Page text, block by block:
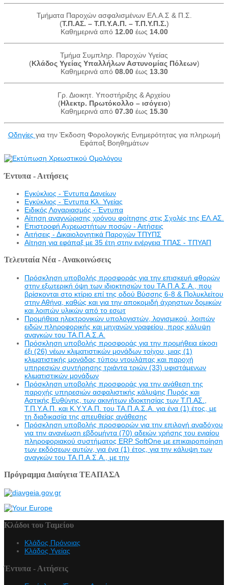
Τμήματα Παροχών ασφαλισμένων ΕΛ.Α.Σ & Π.Σ.
(Τ.Π.ΑΣ. – Τ.Π.Υ.Α.Π. – Τ.Π.Υ.Π.Σ.)
Καθημερινά από 12.00 έως 14.00
Τμήμα Συμπληρ. Παροχών Υγείας
(Κλάδος Υγείας Υπαλλήλων Αστυνομίας Πόλεων)
Καθημερινά από 08.00έως 13.30
Γρ. Διοικητ. Υποστήριξης & Αρχείου
(Ηλεκτρ. Πρωτόκολλο – ισόγειο)
Καθημερινά από 07.30έως 15.30
Οδηγίες για την Έκδοση Φορολογικής Ενημερότητας για πληρωμή
Εφάπαξ Βοηθημάτων
Έντυπα - Αιτήσεις
Εγκύκλιος - Έντυπα Δανείων
Εγκύκλιος - Έντυπα Κλ. Υγείας
Eιδικός Λογαριασμός - Έντυπα
Αίτηση αναγνώρισης χρόνου φοίτησης στις Σχολές της ΕΛ.ΑΣ.
Επιστροφή Αχρεωστήτων ποσών - Αιτήσεις
Αιτήσεις - Δικαιολογητικά Παροχών ΤΠΥΠΣ
Αίτηση για εφάπαξ με 35 έτη στην ενέργεια ΤΠΑΣ - ΤΠΥΑΠ
Τελευταία Νέα - Ανακοινώσεις
Πρόσκληση υποβολής προσφοράς για την επισκευή φθορών
στην εξωτερική όψη των ιδιοκτησιών του ΤΑ.Π.Α.Σ.Α., που
βρίσκονται στο κτίριο επί της οδού Βύσσης 6-8 & Πολυκλείτου
στην Αθήνα, καθώς και για την αποκομιδή άχρηστων δομικών
και λοιπών υλικών από το εσωτ
Προμήθεια ηλεκτρονικών υπολογιστών, λογισμικού, λοιπών
ειδών πληροφορικής και μηχανών γραφείου, προς κάλυψη
αναγκών του ΤΑ.Π.Α.Σ.Α.
Πρόσκληση υποβολής προσφοράς για την προμήθεια είκοσι
έξι (26) νέων κλιματιστικών μονάδων τοίχου, μιας (1)
κλιματιστικής μονάδας τύπου ντουλάπας και παροχή
υπηρεσιών συντήρησης τριάντα τριών (33) υφιστάμενων
κλιματιστικών μονάδων
Πρόσκληση υποβολής προσφοράς για την ανάθεση της
παροχής υπηρεσιών ασφαλιστικής κάλυψης Πυρός και
Αστικής Ευθύνης, των ακινήτων ιδιοκτησίας των Τ.Π.ΑΣ.,
Τ.Π.Υ.Α.Π. και Κ.Υ.Υ.Α.Π. του ΤΑ.Π.Α.Σ.Α. για ένα (1) έτος, με
τη διαδικασία της απευθείας ανάθεσης
Πρόσκληση υποβολής προσφορών για την επιλογή αναδόχου
για την ανανέωση εβδομήντα (70) αδειών χρήσης του ενιαίου
πληροφοριακού συστήματος ERP SoftOne με επικαιροποίηση
των εκδόσεων αυτών, για ένα (1) έτος, για την κάλυψη των
αναγκών του ΤΑ.Π.Α.Σ.Α., με την
Πρόγραμμα Διαύγεια ΤΕΑΠΑΣΑ
Κλάδοι του Ταμείου
Κλάδος Πρόνοιας
Κλάδος Υγείας
Έντυπα - Αιτήσεις